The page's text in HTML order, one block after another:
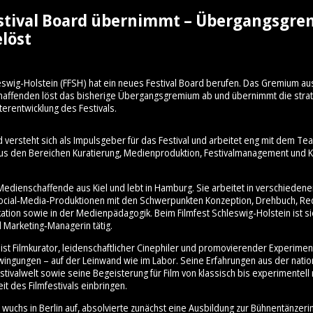
Board übernimmt –
Holstein (FFSH) hat ein neues Festival Board berufen. Das Gremium
löst das bisherige Übergangsgremium ab und übernimmt die
des Festivals.
versteht sich als Impulsgeber für das Festival und arbeitet eng mit dem
den Bereichen Kuratierung, Medienproduktion, Festivalmanagement und
aus Kiel und lebt in Hamburg. Sie arbeitet in
mit den Schwerpunkten Konzeption, Drehbuch,
sowie in der Medienpädagogik. Beim Filmfest Schleswig-Holstein ist
Marketing‑Managerin tätig.
Filmkurator, leidenschaftlicher Cinephiler und promovierender
– auf der Leinwand wie im Labor. Seine Erfahrungen aus der
sowie seine Begeisterung für Film von klassisch bis
des Filmfestivals einbringen.
wuchs in Berlin auf, absolvierte zunächst eine Ausbildung zur